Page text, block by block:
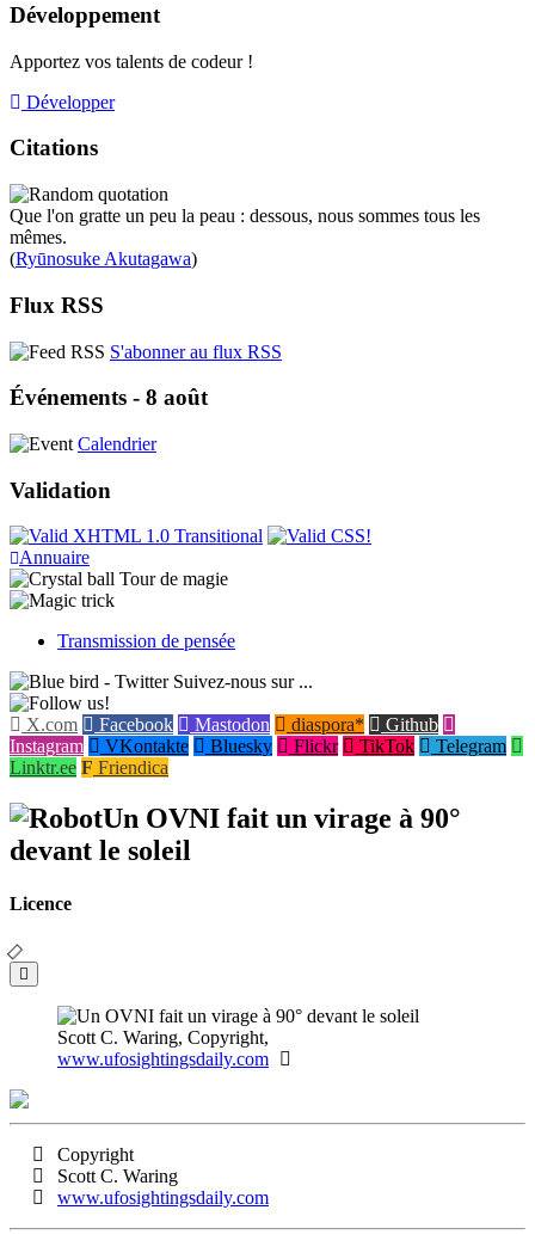
Développement
Apportez vos talents de codeur !
Développer
Citations
Que l'on gratte un peu la peau : dessous, nous sommes tous les
mêmes.
(Ryūnosuke Akutagawa)
Flux RSS
S'abonner au flux RSS
Événements - 8 août
Calendrier
Validation
Annuaire
Tour de magie
Transmission de pensée
Suivez-nous sur ...
X.com Facebook Mastodon diaspora*
Github
Instagram
VKontakte Bluesky Flickr TikTok
Telegram
Linktr.ee
Friendica
Un OVNI fait un virage à 90°
devant le soleil
Licence
Scott C. Waring, Copyright,
www.ufosightingsdaily.com
Copyright
Scott C. Waring
www.ufosightingsdaily.com